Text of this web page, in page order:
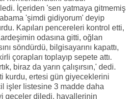
İçeriden 'sen yatmaya gitmemiş
'şimdi gidiyorum' deyip
Kapıları pencereleri kontrol etti,
odasına gitti, oğlan
söndürdü, bilgisayarını kapattı,
çorapları toplayıp sepete attı.
biraz da yarın çalışırsın,' dedi.
kurdu, ertesi gün giyeceklerini
işler listesine 3 madde daha
geceler diledi, hayallerinin